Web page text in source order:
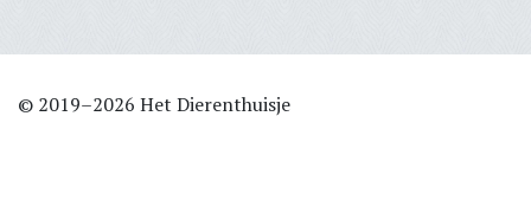
© 2019–2026 Het Dierenthuisje